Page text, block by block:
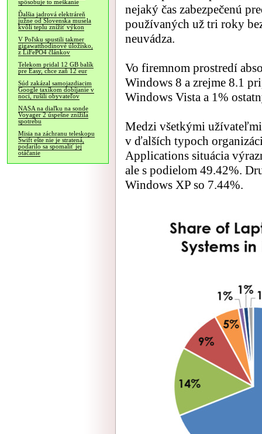
spôsobuje to meškanie
Ďalšia jadrová elektráreň
južne od Slovenska musela
kvôli teplu znížiť výkon
V Poľsku spustili takmer
gigawatthodinové úložisko,
z LiFePO4 článkov
Telekom pridal 12 GB balík
pre Easy, chce zaň 12 eur
Súd zakázal samojazdiacim
Google taxíkom dobíjanie v
noci, rušili obyvateľov
NASA na diaľku na sonde
Voyager 2 úspešne znížila
spotrebu
Misia na záchranu teleskopu
Swift ešte nie je stratená,
podarilo sa spomaliť jej
otáčanie
nejaký čas zabezpečenú
používaných už tri roky
neuvádza.
Vo firemnom prostredí
Windows 8 a zrejme 8.1
Windows Vista a 1%
Medzi všetkými užívateľmi
v ďalších typoch
Applications situácia
ale s podielom 49.42%.
Windows XP so 7.44%.